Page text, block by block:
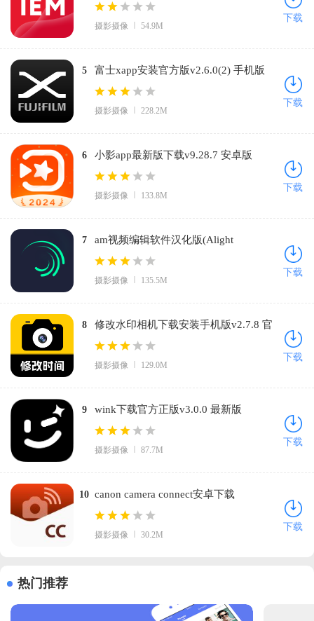
费版
摄影摄像 54.9M
下载
5 富士xapp安装官方版v2.6.0(2) 手机版
摄影摄像 228.2M
下载
6 小影app最新版下载v9.28.7 安卓版
摄影摄像 133.8M
下载
7
am视频编辑软件汉化版(Alight
Motion)v5.0.289.1002599 安卓版
摄影摄像 135.5M
下载
8
修改水印相机下载安装手机版v2.7.8 官
方版
摄影摄像 129.0M
下载
9 wink下载官方正版v3.0.0 最新版
摄影摄像 87.7M
下载
10 canon camera connect安卓下载
v3.4.30.17 最新版
摄影摄像 30.2M
下载
热门推荐